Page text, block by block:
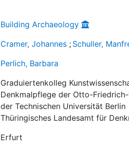
Building Archaeology
Cramer, Johannes ; Schuller,
Perlich, Barbara
Graduiertenkolleg
Denkmalpflege der Otto-
der Technischen Universität Berlin
Thüringisches Landesamt für
Erfurt